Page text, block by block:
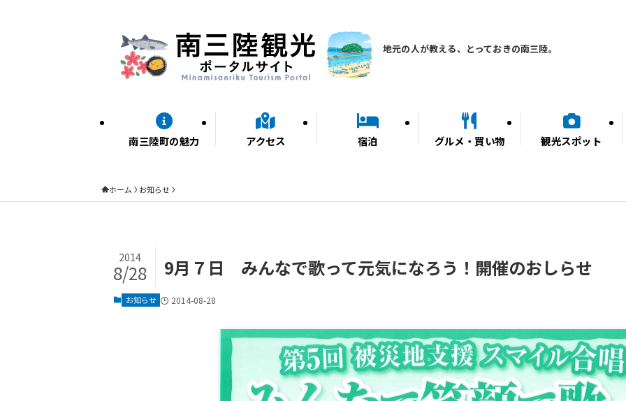
地元の人が教える、とっておきの南三陸。
南三陸町の魅力 アクセス 宿泊 グルメ・買い物 観光スポット
ホーム お知らせ
9月７日 みんなで歌って元気になろう！開催のおしらせ
2014
8/28
お知らせ 2014-08-28